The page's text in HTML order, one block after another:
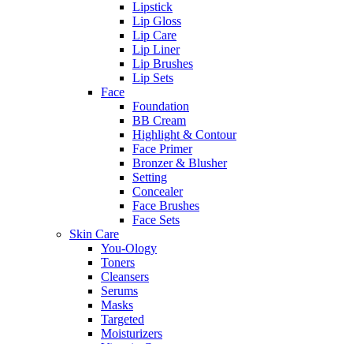
Lipstick
Lip Gloss
Lip Care
Lip Liner
Lip Brushes
Lip Sets
Face
Foundation
BB Cream
Highlight & Contour
Face Primer
Bronzer & Blusher
Setting
Concealer
Face Brushes
Face Sets
Skin Care
You-Ology
Toners
Cleansers
Serums
Masks
Targeted
Moisturizers